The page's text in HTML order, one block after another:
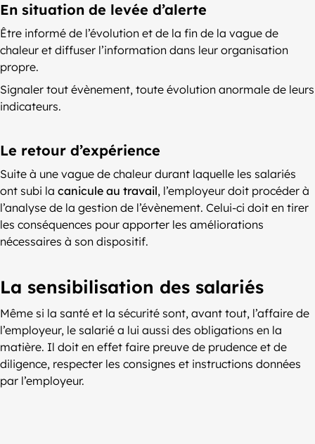
En situation de levée d’alerte
Être informé de l’évolution et de la fin de la vague de
chaleur et diffuser l’information dans leur organisation
propre.
Signaler tout évènement, toute évolution anormale de leurs
indicateurs.
Le retour d’expérience
Suite à une vague de chaleur durant laquelle les salariés
ont subi la canicule au travail, l’employeur doit procéder à
l’analyse de la gestion de l’évènement. Celui-ci doit en tirer
les conséquences pour apporter les améliorations
nécessaires à son dispositif.
La sensibilisation des salariés
Même si la santé et la sécurité sont, avant tout, l’affaire de
l’employeur, le salarié a lui aussi des obligations en la
matière. Il doit en effet faire preuve de prudence et de
diligence, respecter les consignes et instructions données
par l’employeur.